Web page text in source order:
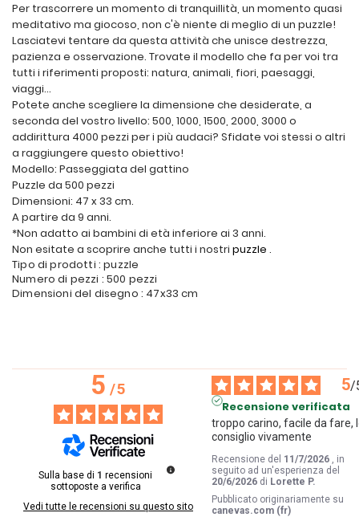
Per trascorrere un momento di tranquillità, un momento quasi
meditativo ma giocoso, non c'è niente di meglio di un puzzle!
Lasciatevi tentare da questa attività che unisce destrezza,
pazienza e osservazione. Trovate il modello che fa per voi tra
tutti i riferimenti proposti: natura, animali, fiori, paesaggi,
viaggi...
Potete anche scegliere la dimensione che desiderate, a
seconda del vostro livello: 500, 1000, 1500, 2000, 3000 o
addirittura 4000 pezzi per i più audaci? Sfidate voi stessi o altri
a raggiungere questo obiettivo!
Modello: Passeggiata del gattino
Puzzle da 500 pezzi
Dimensioni: 47 x 33 cm.
A partire da 9 anni.
*Non adatto ai bambini di età inferiore ai 3 anni.
Non esitate a scoprire anche tutti i nostri puzzle .
Tipo di prodotti : puzzle
Numero di pezzi : 500 pezzi
Dimensioni del disegno : 47x33 cm
5/5
Sulla base di 1 recensioni
sottoposte a verifica
Vedi tutte le recensioni su questo sito
5/
Recensione verificata
troppo carino, facile da fare,
consiglio vivamente
Recensione del 11/7/2026
, in
seguito ad un'esperienza del
20/6/2026 di Lorette P.
Pubblicato originariamente su
canevas.com (fr)